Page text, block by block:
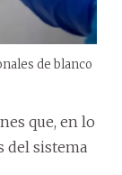
de blanco
que, en lo
del sistema